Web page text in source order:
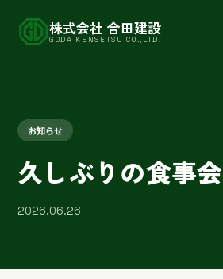
株式会社 合田建設
GODA KENSETSU CO.,LTD.
お知らせ
久しぶりの食事会
2026.06.26